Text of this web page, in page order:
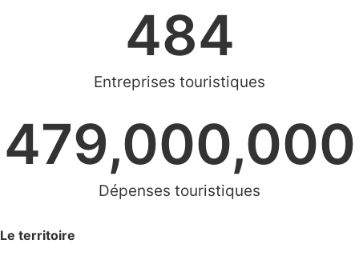
Entreprises touristiques
484
Dépenses touristiques
479,000,000
Le territoire